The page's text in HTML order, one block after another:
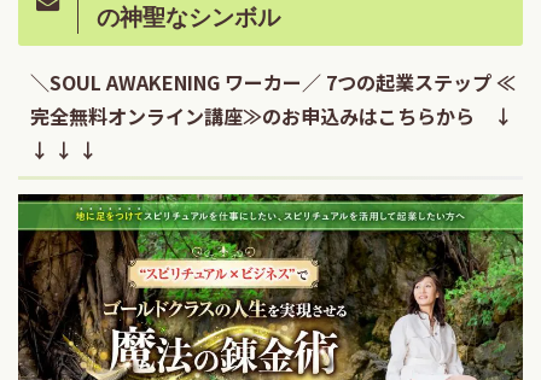
の神聖なシンボル
＼SOUL AWAKENING ワーカー／ 7つの起業ステップ ≪
完全無料オンライン講座≫のお申込みはこちらから ↓
↓ ↓ ↓